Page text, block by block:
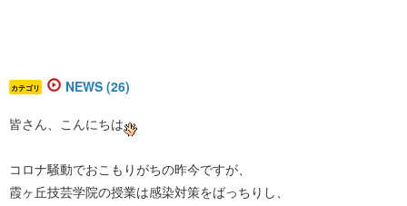
カテゴリ NEWS (26)
​皆さん、こんにちは
コロナ騒動でおこもりがちの昨今ですが、
霞ヶ丘技芸学院の授業は感染対策をばっちりし、